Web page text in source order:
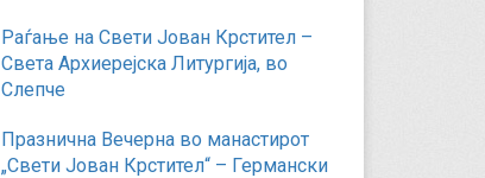
Раѓање на Свети Јован Крстител –
Света Архиерејска Литургија, во
Слепче
Празнична Вечерна во манастирот
„Свети Јован Крстител“ – Германски